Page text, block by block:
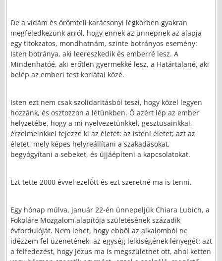
De a vidám és örömteli karácsonyi légkörben gyakran
megfeledkezünk arról, hogy ennek az ünnepnek az alapja
egy titokzatos, mondhatnám, szinte botrányos esemény:
Isten botránya, aki leereszkedik és emberré lesz. A
Mindenhatóé, aki erőtlen gyermekké lesz, a Határtalané, aki
belép az emberi test korlátai közé.
Isten ezt nem csak szolidaritásból teszi, hogy közel legyen
hozzánk, és osztozzon a létünkben. Ő azért lép az ember
helyzetébe, hogy a mi nyelvezetünkkel, gesztusainkkal,
érzelmeinkkel fejezze ki az életét: az isteni életet; azt az
életet, mely képes helyreállítani a szakadásokat,
begyógyítani a sebeket, és újjáépíteni a kapcsolatokat.
Ezt tette 2000 évvel ezelőtt és ezt szeretné ma is tenni.
Egy hónap múlva, január 22-én ünnepeljük Chiara Lubich, a
Fokoláre Mozgalom alapítója születésének századik
évfordulóját. Nem lehet, hogy ebből az alkalomból ne
idézzem fel üzenetének, az egység lelkiségének lényegét: azt
a felfedezést, hogy Jézus ma is megszülethet ott, ahol ketten